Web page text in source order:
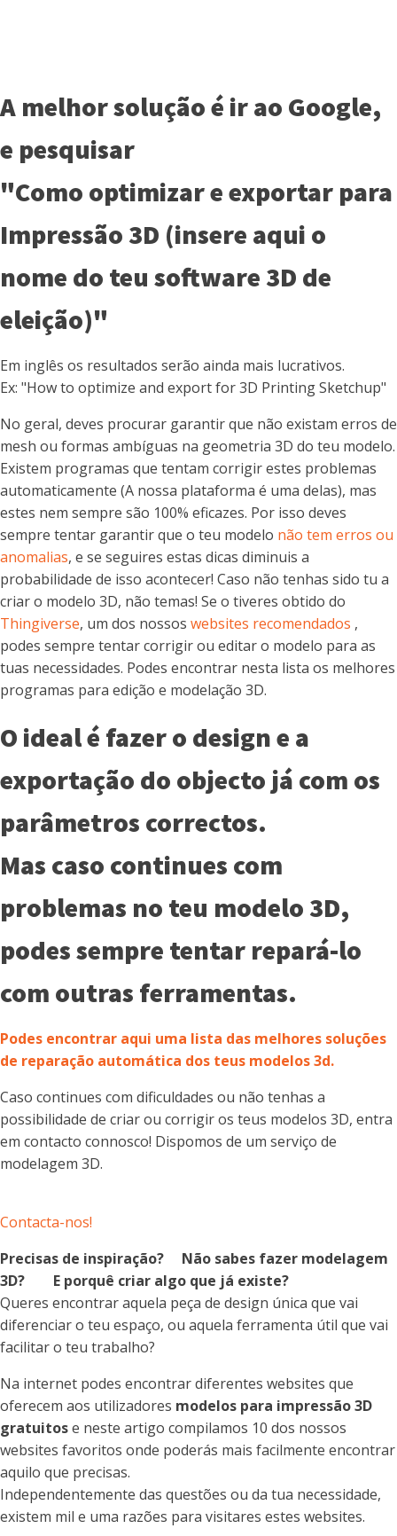
A melhor solução é ir ao Google,
e pesquisar
"Como optimizar e exportar para
Impressão 3D (insere aqui o
nome do teu software 3D de
eleição)"
Em inglês os resultados serão ainda mais lucrativos.
Ex: "How to optimize and export for 3D Printing Sketchup"
No geral, deves procurar garantir que não existam erros de
mesh ou formas ambíguas na geometria 3D do teu modelo.
Existem programas que tentam corrigir estes problemas
automaticamente (A nossa plataforma é uma delas), mas
estes nem sempre são 100% eficazes. Por isso deves
sempre tentar garantir que o teu modelo não tem erros ou
anomalias, e se seguires estas dicas diminuis a
probabilidade de isso acontecer! Caso não tenhas sido tu a
criar o modelo 3D, não temas! Se o tiveres obtido do
Thingiverse, um dos nossos websites recomendados ,
podes sempre tentar corrigir ou editar o modelo para as
tuas necessidades. Podes encontrar nesta lista os melhores
programas para edição e modelação 3D.
O ideal é fazer o design e a
exportação do objecto já com os
parâmetros correctos.
Mas caso continues com
problemas no teu modelo 3D,
podes sempre tentar repará-lo
com outras ferramentas.
Podes encontrar aqui uma lista das melhores soluções
de reparação automática dos teus modelos 3d.
Caso continues com dificuldades ou não tenhas a
possibilidade de criar ou corrigir os teus modelos 3D, entra
em contacto connosco! Dispomos de um serviço de
modelagem 3D.
Contacta-nos!
Precisas de inspiração? Não sabes fazer modelagem
3D? E porquê criar algo que já existe?
Queres encontrar aquela peça de design única que vai
diferenciar o teu espaço, ou aquela ferramenta útil que vai
facilitar o teu trabalho?
Na internet podes encontrar diferentes websites que
oferecem aos utilizadores modelos para impressão 3D
gratuitose neste artigo compilamos 10 dos nossos
websites favoritos onde poderás mais facilmente encontrar
aquilo que precisas.
Independentemente das questões ou da tua necessidade,
existem mil e uma razões para visitares estes websites.